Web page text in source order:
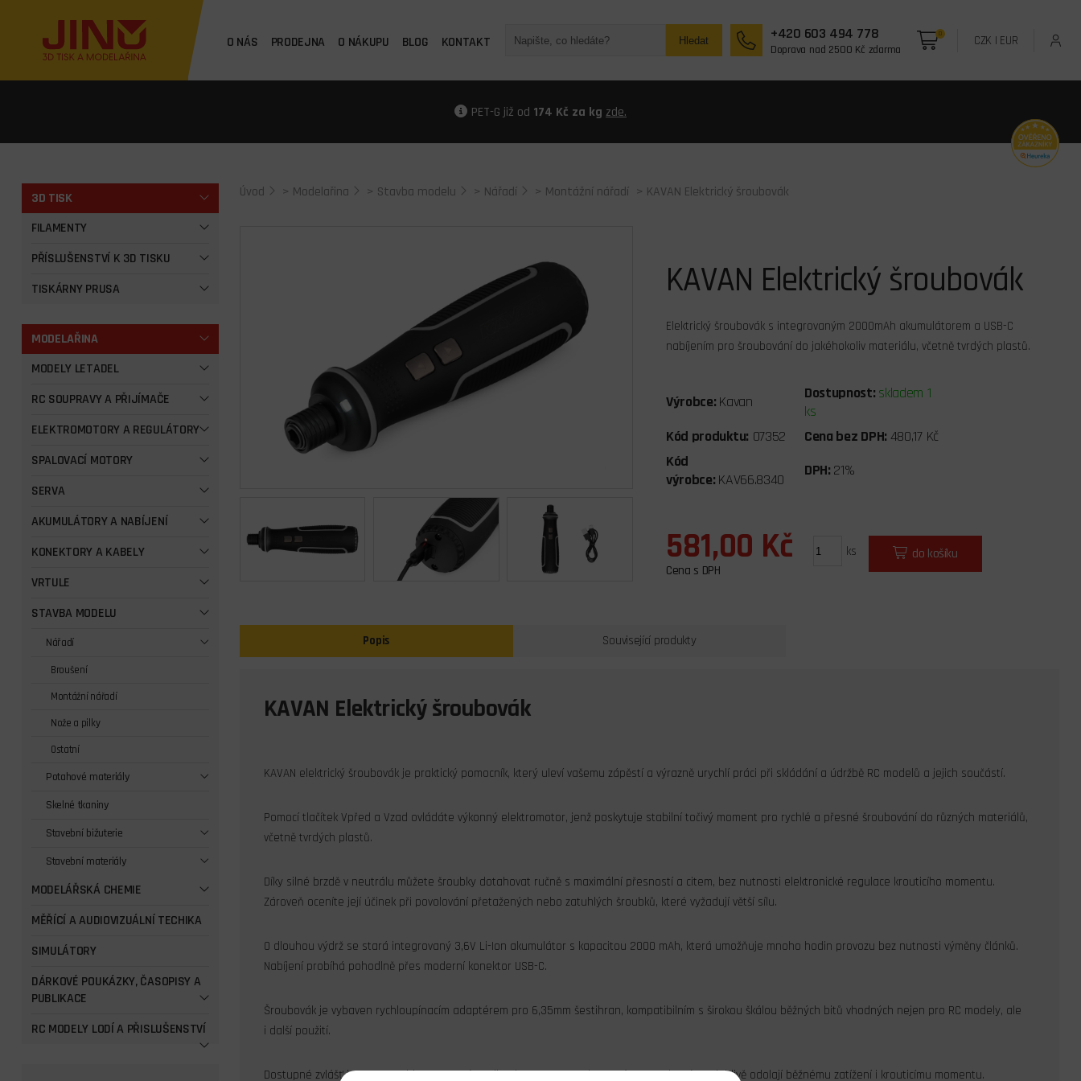
O NÁS PRODEJNA O NÁKUPU BLOG KONTAKT Hledat +420 603 494 778
Doprava nad 2500 Kč zdarma
0 CZK | EUR
PET-G již od 174 Kč za kg zde.
3D TISK
FILAMENTY
PŘÍSLUŠENSTVÍ K 3D TISKU
TISKÁRNY PRUSA
MODELAŘINA
MODELY LETADEL
RC SOUPRAVY A PŘIJÍMAČE
ELEKTROMOTORY A REGULÁTORY
SPALOVACÍ MOTORY
SERVA
AKUMULÁTORY A NABÍJENÍ
KONEKTORY A KABELY
VRTULE
STAVBA MODELU
Nářadí
Broušení
Montážní nářadí
Nože a pilky
Ostatní
Potahové materiály
Skelné tkaniny
Stavební bižuterie
Stavební materiály
MODELÁŘSKÁ CHEMIE
MĚŘÍCÍ A AUDIOVIZUÁLNÍ TECHIKA
SIMULÁTORY
DÁRKOVÉ POUKÁZKY, ČASOPISY A
PUBLIKACE
RC MODELY LODÍ A PŘISLUŠENSTVÍ
Úvod > Modelařina > Stavba modelu > Nářadí > Montážní nářadí > KAVAN Elektrický šroubovák
KAVAN Elektrický šroubovák
Elektrický šroubovák s integrovaným 2000mAh akumulátorem a USB-C
nabíjením pro šroubování do jakéhokoliv materiálu, včetně tvrdých plastů.
Výrobce: Kavan Dostupnost: skladem 1
ks
Kód produktu: 07352 Cena bez DPH: 480,17 Kč
Kód
výrobce: KAV66.8340
DPH: 21%
581,00 Kč
Cena s DPH
ks do košíku
Popis Související produkty
KAVAN Elektrický šroubovák
KAVAN elektrický šroubovák je praktický pomocník, který uleví vašemu zápěstí a výrazně urychlí práci při skládání a údržbě RC modelů a jejich součástí.
Pomocí tlačítek Vpřed a Vzad ovládáte výkonný elektromotor, jenž poskytuje stabilní točivý moment pro rychlé a přesné šroubování do různých materiálů,
včetně tvrdých plastů.
Díky silné brzdě v neutrálu můžete šroubky dotahovat ručně s maximální přesností a citem, bez nutnosti elektronické regulace krouticího momentu.
Zároveň oceníte její účinek při povolování přetažených nebo zatuhlých šroubků, které vyžadují větší sílu.
O dlouhou výdrž se stará integrovaný 3,6V Li-Ion akumulátor s kapacitou 2000 mAh, která umožňuje mnoho hodin provozu bez nutnosti výměny článků.
Nabíjení probíhá pohodlně přes moderní konektor USB-C.
Šroubovák je vybaven rychloupínacím adaptérem pro 6,35mm šestihran, kompatibilním s širokou škálou běžných bitů vhodných nejen pro RC modely, ale
i další použití.
Dostupné zvlášť jsou KAVAN bity z tvrzené oceli s titanovou povrchovou úpravou, které spolehlivě odolají běžnému zatížení i krouticímu momentu.